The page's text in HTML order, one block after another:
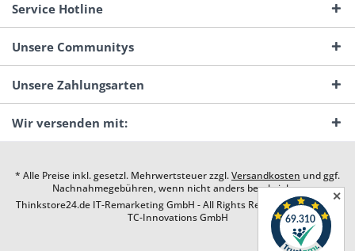
Service Hotline
Unsere Communitys
Unsere Zahlungsarten
Wir versenden mit:
* Alle Preise inkl. gesetzl. Mehrwertsteuer zzgl.Versandkosten und ggf.
Nachnahmegebühren, wenn nicht anders beschrieben
Thinkstore24.de IT-Remarketing GmbH - All Rights Reserved. Design by
TC-Innovations GmbH
✕